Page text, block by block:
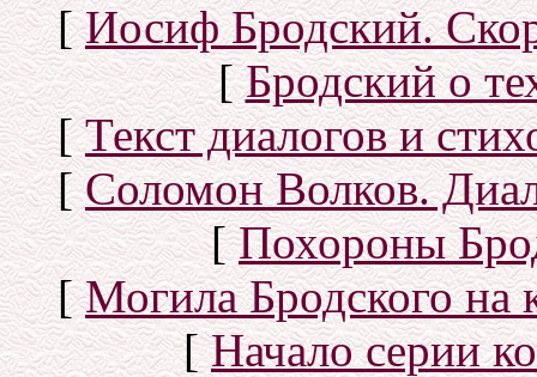
[Иосиф Бродский.
[Бродский о
[Текст диалогов и
[Соломон Волков.
[Похороны
[Могила Бродского
[Начало серии